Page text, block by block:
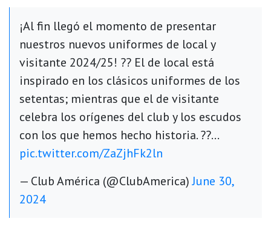
¡Al fin llegó el momento de presentar
nuestros nuevos uniformes de local y
visitante 2024/25! ?? El de local está
inspirado en los clásicos uniformes de los
setentas; mientras que el de visitante
celebra los orígenes del club y los escudos
con los que hemos hecho historia. ??…
pic.twitter.com/ZaZjhFk2ln
— Club América (@ClubAmerica)June 30,
2024